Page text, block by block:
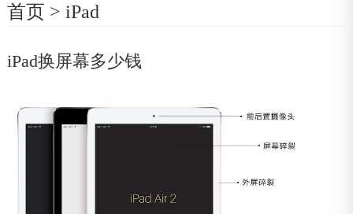
首页 > iPad
iPad换屏幕多少钱